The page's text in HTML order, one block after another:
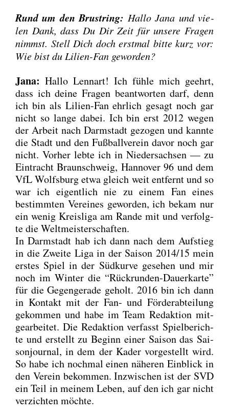
Rund um den Brust­ring: Hal­lo Jana und vie­
len Dank, dass Du Dir Zeit für unse­re Fra­gen
nimmst. Stell Dich doch erst­mal bit­te kurz vor:
Wie bist du Lili­en-Fan gewor­den?
Jana: Hal­lo Lenn­art! Ich füh­le mich geehrt,
dass ich dei­ne Fra­gen beant­wor­ten darf, denn
ich bin als Lili­en-Fan ehr­lich gesagt noch gar
nicht so lan­ge dabei. Ich bin erst 2012 wegen
der Arbeit nach Darm­stadt gezo­gen und kann­te
die Stadt und den Fuß­ball­ver­ein davor noch gar
nicht. Vor­her leb­te ich in Nie­der­sach­sen — zu
Ein­tracht Braun­schweig, Han­no­ver 96 und dem
VfL Wolfs­burg etwa gleich weit ent­fernt und so
war ich eigent­lich nie zu einem Fan eines
bestimm­ten Ver­ei­nes gewor­den, ich bekam nur
ein wenig Kreis­li­ga am Ran­de mit und ver­folg­
te die Welt­meis­ter­schaf­ten.
In Darm­stadt hab ich dann nach dem Auf­stieg
in die Zwei­te Liga in der Sai­son 2014/15 mein
ers­tes Spiel in der Süd­kur­ve gese­hen und mir
noch im Win­ter die “Rück­run­den-Dau­er­kar­te”
für die Gegen­ge­ra­de geholt. 2016 bin ich dann
in Kon­takt mit der Fan- und För­der­ab­tei­lung
gekom­men und habe im Team Redak­ti­on mit­
ge­ar­bei­tet. Die Redak­ti­on ver­fasst Spiel­be­rich­
te und erstellt zu Beginn einer Sai­son das Sai­
son­jour­nal, in dem der Kader vor­ge­stellt wird.
So habe ich noch­mal einen nähe­ren Ein­blick in
den Ver­ein bekom­men. Inzwi­schen ist der SVD
ein Teil in mei­nem Leben, auf den ich gar nicht
ver­zich­ten möch­te.